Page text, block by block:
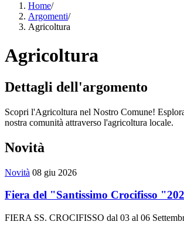
Home/
Argomenti/
Agricoltura
Agricoltura
Dettagli dell'argomento
Scopri l'Agricoltura nel Nostro Comune!
nostra comunità attraverso l'agricoltura locale.
Novità
Novità 08 giu 2026
Fiera del "Santissimo Crocifisso
FIERA SS. CROCIFISSO dal 03 al 06